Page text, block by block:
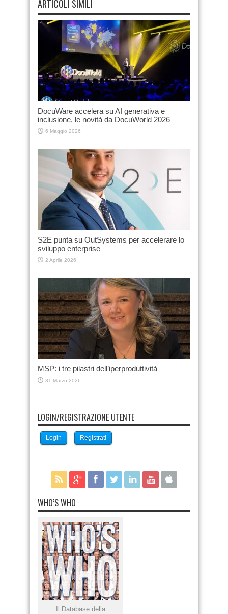
ARTICOLI SIMILI
DocuWare accelera su AI generativa e
inclusione, le novità da DocuWorld 2026
6 Maggio 2026
S2E punta su OutSystems per accelerare lo
sviluppo enterprise
2 Aprile 2026
MSP: i tre pilastri dell’iperproduttività
31 Marzo 2026
LOGIN/REGISTRAZIONE UTENTE
Login Registrati
WHO’S WHO
Il Database della